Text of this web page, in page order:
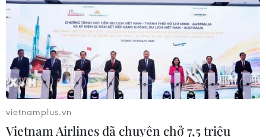
Khám phá điểm du lịch nổi
tiếng Mũi Tobizina ở Nga
09/08/2026 16:20
tương lai hai căn cứ chiến lược
vietnamplus.vn
Vietnam Airlines đã chuyên chở 7,5 triệu